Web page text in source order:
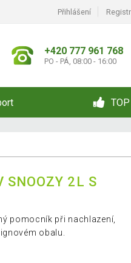
Přihlášení
+420 777 961 768
PO - PÁ, 08:00 - 16:00
SNOOZY 2L S
pomocník při nachlazení,
obalu.